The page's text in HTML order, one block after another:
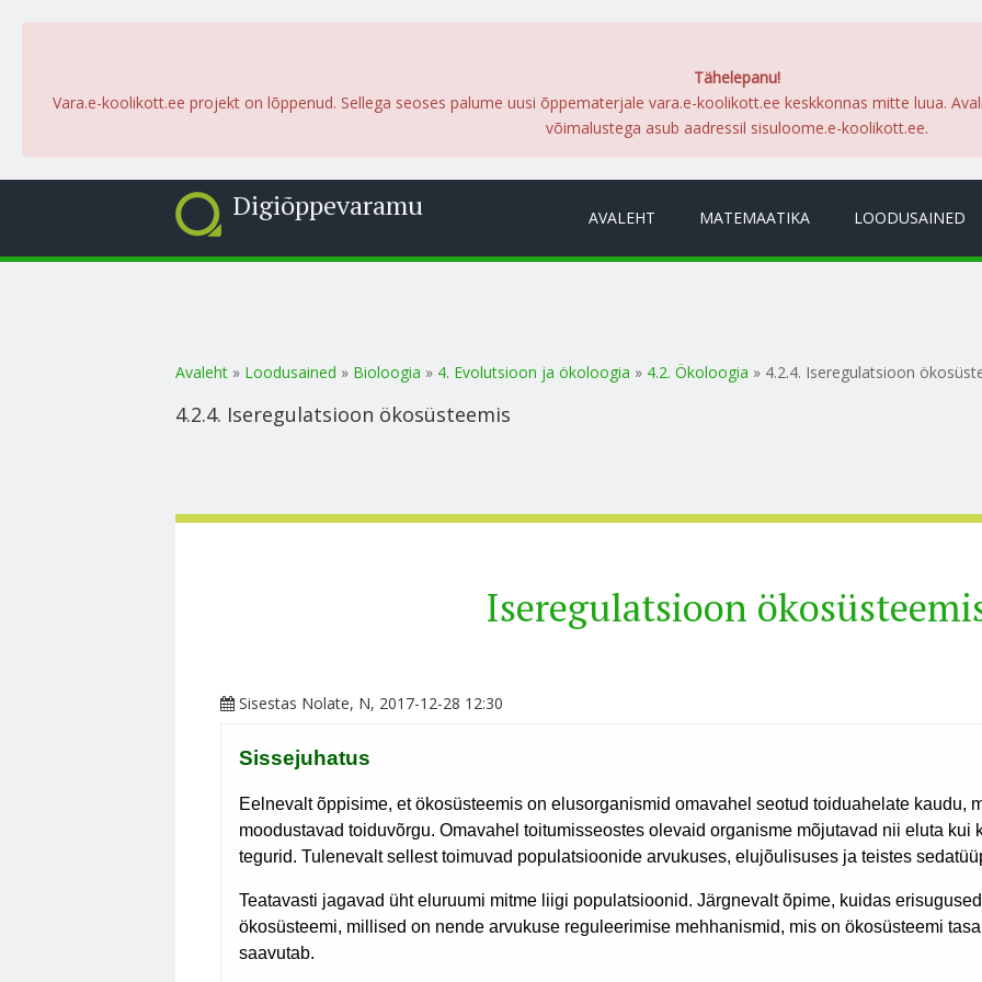
Tähelepanu!
Vara.e-koolikott.ee projekt on lõppenud. Sellega seoses palume uusi õppematerjale vara.e-koolikott.ee keskkonnas mitte luua.
võimalustega asub aadressil sisuloome.e-koolikott.ee.
Digiõppevaramu AVALEHT MATEMAATIKA LOODUSAINED
Sa oled siin
Avaleht » Loodusained » Bioloogia » 4. Evolutsioon ja ökoloogia » 4.2. Ökoloogia » 4.2.4. Iseregulatsioon
4.2.4. Iseregulatsioon ökosüsteemis
Iseregulatsioon
Sisestas Nolate, N, 2017-12-28 12:30